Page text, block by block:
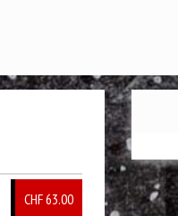
CHF 63.00